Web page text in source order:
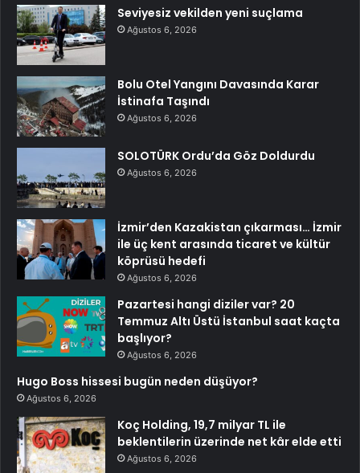
Seviyesiz vekilden yeni suçlama
Ağustos 6, 2026
Bolu Otel Yangını Davasında Karar
İstinafa Taşındı
Ağustos 6, 2026
SOLOTÜRK Ordu’da Göz Doldurdu
Ağustos 6, 2026
İzmir’den Kazakistan çıkarması… İzmir
ile üç kent arasında ticaret ve kültür
köprüsü hedefi
Ağustos 6, 2026
Pazartesi hangi diziler var? 20
Temmuz Altı Üstü İstanbul saat kaçta
başlıyor?
Ağustos 6, 2026
Hugo Boss hissesi bugün neden düşüyor?
Ağustos 6, 2026
Koç Holding, 19,7 milyar TL ile
beklentilerin üzerinde net kâr elde etti
Ağustos 6, 2026